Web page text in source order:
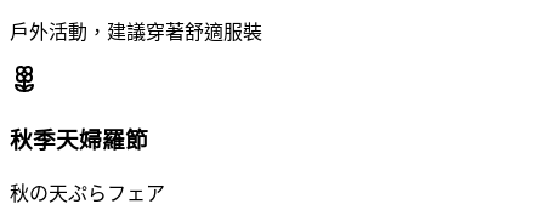
戶外活動，建議穿著舒適服裝
秋季天婦羅節
秋の天ぷらフェア